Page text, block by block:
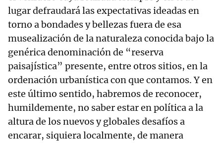
lugar defraudará las expectativas ideadas en
torno a bondades y bellezas fuera de esa
musealización de la naturaleza conocida bajo la
genérica denominación de “reserva
paisajística” presente, entre otros sitios, en la
ordenación urbanística con que contamos. Y en
este último sentido, habremos de reconocer,
humildemente, no saber estar en política a la
altura de los nuevos y globales desafíos a
encarar, siquiera localmente, de manera